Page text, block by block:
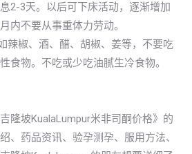
2-3天。以后可下床活动，逐渐增加
内不要从事重体力劳动。
辣椒、酒、醋、胡椒、姜等，不要吃
食物。不吃或少吃油腻生冷食物。
隆坡KualaLumpur米非司酮价格》的
、药品资讯、验孕测孕、服用方法、